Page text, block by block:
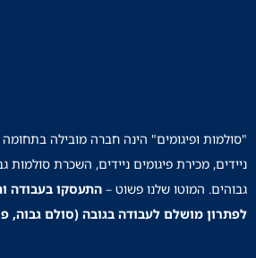
"סולמות ופיגומים" הינה חברה מובילה
ניידים, מכירת פיגומים ניידים, השכרת סולמות
גבוהים. המוטו שלנו פשוט – התעסקו בעבודה
לפתרון מושלם לעבודה בגובה (סולם גבוה,